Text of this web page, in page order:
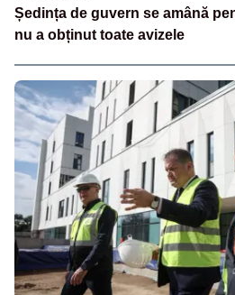
Ședința de guvern se amână
nu a obținut toate avizele